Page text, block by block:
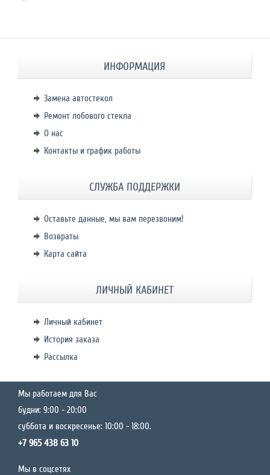
ИНФОРМАЦИЯ
Замена автостекол
Ремонт лобового стекла
О нас
Контакты и график работы
СЛУЖБА ПОДДЕРЖКИ
Оставьте данные, мы вам перезвоним!
Возвраты
Карта сайта
ЛИЧНЫЙ КАБИНЕТ
Личный кабинет
История заказа
Рассылка
Мы работаем для Вас
будни: 9:00 - 20:00
суббота и воскресенье: 10:00 - 18:00.
+7 965 438 63 10
Мы в соцсетях